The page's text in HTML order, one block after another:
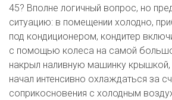
45? Вполне логичный вопрос, но
ситуацию: в помещении холодно,
под кондиционером, кондитер
с помощью колеса на самой
накрыл наливную машинку крышкой,
начал интенсивно охлаждаться за
соприкосновения с холодным